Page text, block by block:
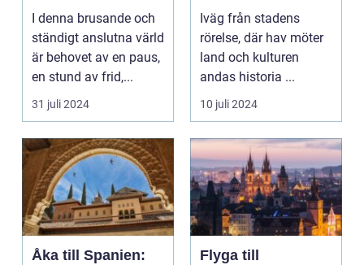
I denna brusande och
ständigt anslutna värld
är behovet av en paus,
en stund av frid,...
31 juli 2024
med Hotell i
Halland
Iväg från stadens
rörelse, där hav möter
land och kulturen
andas historia ...
10 juli 2024
Åka till Spanien:
Flyga till